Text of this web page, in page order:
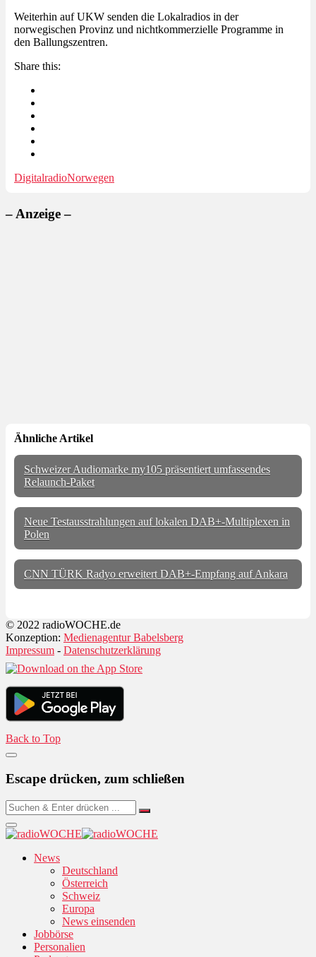
Weiterhin auf UKW senden die Lokalradios in der
norwegischen Provinz und nichtkommerzielle Programme in
den Ballungszentren.
Share this:
DigitalradioNorwegen
– Anzeige –
Ähnliche Artikel
Schweizer Audiomarke my105 präsentiert umfassendes
Relaunch-Paket
Neue Testausstrahlungen auf lokalen DAB+-Multiplexen in
Polen
CNN TÜRK Radyo erweitert DAB+-Empfang auf Ankara
© 2022 radioWOCHE.de
Konzeption: Medienagentur Babelsberg
Impressum - Datenschutzerklärung
Back to Top
Escape drücken, zum schließen
News
Deutschland
Österreich
Schweiz
Europa
News einsenden
Jobbörse
Personalien